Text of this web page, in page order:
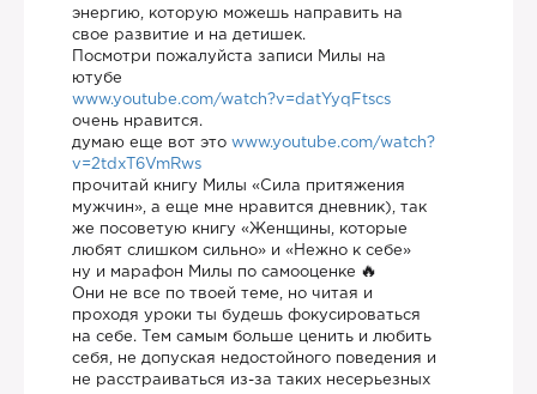
энергию, которую можешь направить на
свое развитие и на детишек.
Посмотри пожалуйста записи Милы на
ютубе
www.youtube.com/watch?v=datYyqFtscs
очень нравится.
думаю еще вот это www.youtube.com/watch?
v=2tdxT6VmRws
прочитай книгу Милы «Сила притяжения
мужчин», а еще мне нравится дневник), так
же посоветую книгу «Женщины, которые
любят слишком сильно» и «Нежно к себе»
ну и марафон Милы по самооценке
Они не все по твоей теме, но читая и
проходя уроки ты будешь фокусироваться
на себе. Тем самым больше ценить и любить
себя, не допуская недостойного поведения и
не расстраиваться из-за таких несерьезных